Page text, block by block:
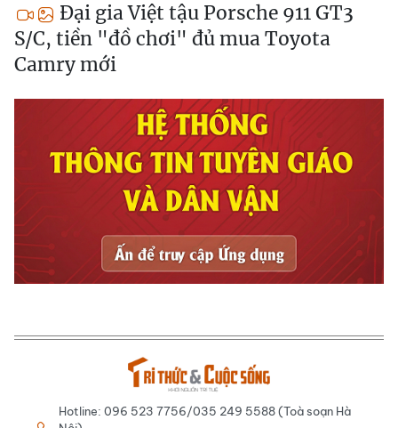
Đại gia Việt tậu Porsche 911 GT3
S/C, tiền "đồ chơi" đủ mua Toyota
Camry mới
Hotline: 096 523 7756/035 249 5588 (Toà soạn Hà